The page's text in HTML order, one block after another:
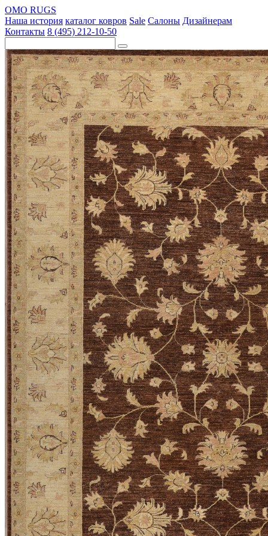
OMO RUGS
Наша история каталог ковров Sale Салоны Дизайнерам
Контакты 8 (495) 212-10-50